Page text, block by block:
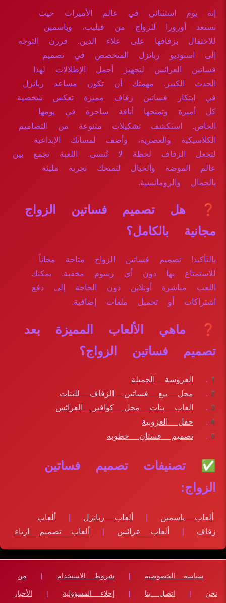
إنه يوم استثنائي في عالم الأميرات حيث
تستعد أورورا للزواج من فيليب، وياسمين
للاحتفال بزفافها على علاء الدين. قررن التوجه
إلى استوديو ربانزل المتخصص في تصميم
فساتين العرائس لتجهيز أجمل الإطلالات لهذا
الحدث الكبير. مهمتك أن تكون مساعد ربانزل
في ابتكار فساتين زفاف مميزة تعكس شخصية
كل أميرة وتمنحها أناقة ساحرة في يومها
الخاص. استكشف تشكيلات متنوعة من التصاميم
الكلاسيكية والعصرية، وأضف لمساتك الإبداعية
لتجعل الزفاف لحظة لا تُنسى. اللعبة تجمع بين
عالم الموضة والخيال لتمنحك تجربة مليئة
بالجمال والرومانسية.
❓ هل تصميم فساتين الزواج
مجانية بالكامل؟
بالتأكيد! تصميم فساتين الزواج متاحة مجاناً
للاستمتاع بها دون أي رسوم مخفية. يمكنك
اللعب مباشرة أونلاين دون الحاجة إلى دفع
اشتراكات أو تحميل ملفات إضافية.
❓ ماهي الألعاب المميزة بعد
تصميم فساتين الزواج؟
العروسة الجميلة
محل بيع فساتين الزفاف للبنات
العاب بنات محل كوافير العرائس
حفل العزوبية
تصميم فستان خطوبه
✅ تصنيفات تصميم فساتين
الزواج:
ألعاب ياسمين | ألعاب ربانزل |
ألعاب
زفاف
| ألعاب عرائس | ألعاب تصميم ازياء
سياسة الخصوصية | شروط الاستخدام | من
نحن | اتصل بنا | إخلاء المسؤولية | الأخبار